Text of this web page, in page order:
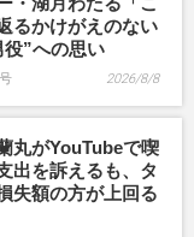
るかけがえのない
役”への思い
2026/8/8
丸がYouTubeで喫
出を訴えるも、タ
失額の方が上回る